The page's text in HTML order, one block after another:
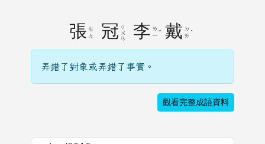
張 ㄓ
ㄤ
冠 ㄍ
ㄨ
ㄢ
李 ㄌ
ㄧˇ 戴 ㄉ
ㄞ ˋ
弄錯了對象或弄錯了事實。
觀看完整成語資料